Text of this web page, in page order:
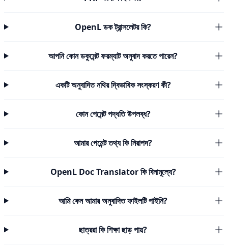
OpenL ডক ট্রান্সলেটর কি?
আপনি কোন ডকুমেন্ট ফরম্যাট অনুবাদ করতে পারেন?
একটি অনুবাদিত নথির দ্বিভাষিক সংস্করণ কী?
কোন পেমেন্ট পদ্ধতি উপলব্ধ?
আমার পেমেন্ট তথ্য কি নিরাপদ?
OpenL Doc Translator কি বিনামূল্যে?
আমি কেন আমার অনুবাদিত ফাইলটি পাইনি?
ছাত্ররা কি শিক্ষা ছাড় পায়?